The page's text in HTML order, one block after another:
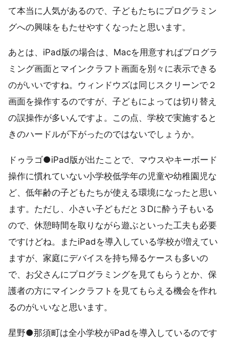
て本当に人気があるので、子どもたちにプログラミン
グへの興味をもたせやすくなったと思います。
あとは、iPad版の場合は、Macを用意すればプログラ
ミング画面とマインクラフト画面を別々に表示できる
のがいいですね。ウィンドウズは同じスクリーンで２
画面を操作するのですが、子どもによっては切り替え
の誤操作が多いんですよ。この点、学校で実施すると
きのハードルが下がったのではないでしょうか。
ドゥラゴ●iPad版が出たことで、マウスやキーボード
操作に慣れていない小学校低学年の児童や幼稚園児な
ど、低年齢の子どもたちが使える環境になったと思い
ます。ただし、小さい子どもだと３Dに酔う子もいる
ので、休憩時間を取りながら遊ぶといった工夫も必要
ですけどね。またiPadを導入している学校が増えてい
ますが、家庭にデバイスを持ち帰るケースも多いの
で、お父さんにプログラミングを見てもらうとか、保
護者の方にマインクラフトを見てもらえる機会を作れ
るのがいいなと思います。
星野●那須町は全小学校がiPadを導入しているのです